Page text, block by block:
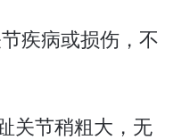
疾病或损伤，不
关节稍粗大，无